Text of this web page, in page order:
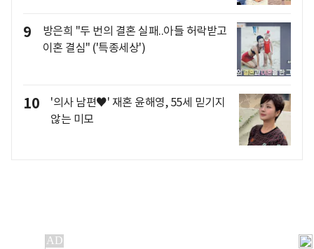
9
방은희 "두 번의 결혼 실패..아들 허락받고
이혼 결심" ('특종세상')
10
'의사 남편♥' 재혼 윤해영, 55세 믿기지
않는 미모